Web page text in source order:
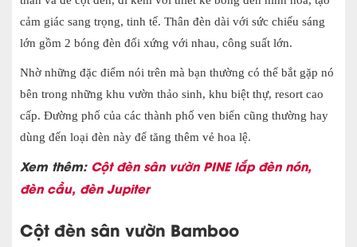
cảm giác sang trọng, tinh tế. Thân đèn dài với sức chiếu sáng
lớn gồm 2 bóng đèn đối xứng với nhau, công suất lớn.
Nhờ những đặc điểm nói trên mà bạn thường có thể bắt gặp nó
bên trong những khu vườn thảo sinh, khu biệt thự, resort cao
cấp. Đường phố của các thành phố ven biển cũng thường hay
dùng đến loại đèn này để tăng thêm vẻ hoa lệ.
Xem thêm: Cột đèn sân vườn PINE lắp đèn nón,
đèn cầu, đèn Jupiter
Cột đèn sân vườn Bamboo